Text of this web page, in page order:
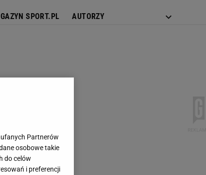
SPORT.PL AUTORZY
Partnerów
osobowe takie
do celów
i preferencji